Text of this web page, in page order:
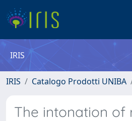
IRIS
IRIS Catalogo Prodotti UNIBA
The intonation of